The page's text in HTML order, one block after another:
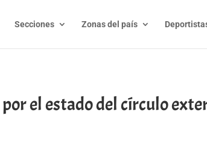
Secciones Zonas del país
el estado del círculo